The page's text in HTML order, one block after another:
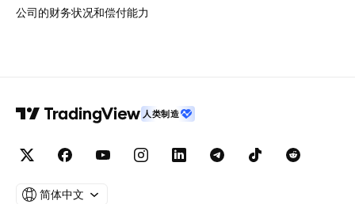
公司的财务状况和偿付能力
人类制造
简体中文